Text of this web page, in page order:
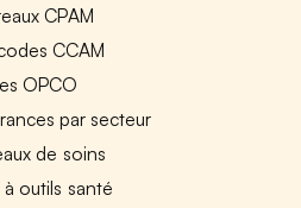
CPAM
CCAM
OPCO
par secteur
de soins
outils santé